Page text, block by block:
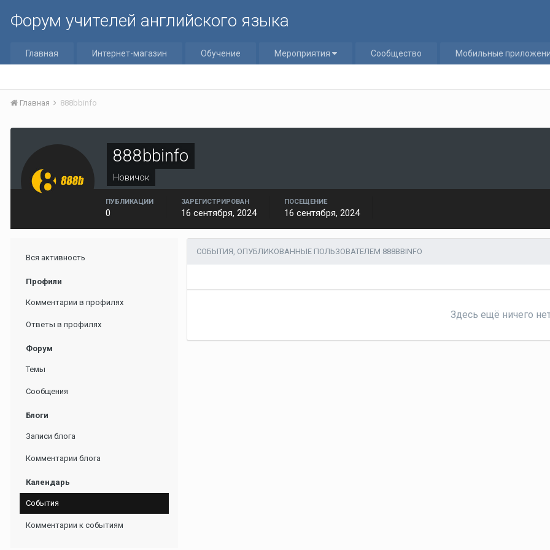
Форум учителей английского языка
Главная Интернет-магазин Обучение Мероприятия Сообщество Мобильные
Главная 888bbinfo
888bbinfo
Новичок
ПУБЛИКАЦИИ
0
ЗАРЕГИСТРИРОВАН
16 сентября, 2024
ПОСЕЩЕНИЕ
16 сентября, 2024
Вся активность
Профили
Комментарии в профилях
Ответы в профилях
Форум
Темы
Сообщения
Блоги
Записи блога
Комментарии блога
Календарь
События
Комментарии к событиям
СОБЫТИЯ, ОПУБЛИКОВАННЫЕ ПОЛЬЗОВАТЕЛЕМ 888BBINFO
Здесь ещё ничего